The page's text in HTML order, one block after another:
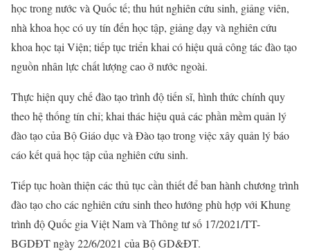
học trong nước và Quốc tế; thu hút nghiên cứu sinh, giảng viên,
nhà khoa học có uy tín đến học tập, giảng dạy và nghiên cứu
khoa học tại Viện; tiếp tục triển khai có hiệu quả công tác đào tạo
nguồn nhân lực chất lượng cao ở nước ngoài.
Thực hiện quy chế đào tạo trình độ tiến sĩ, hình thức chính quy
theo hệ thống tín chỉ; khai thác hiệu quả các phần mềm quản lý
đào tạo của Bộ Giáo dục và Đào tạo trong việc xây quản lý báo
cáo kết quả học tập của nghiên cứu sinh.
Tiếp tục hoàn thiện các thủ tục cần thiết để ban hành chương trình
đào tạo cho các nghiên cứu sinh theo hướng phù hợp với Khung
trình độ Quốc gia Việt Nam và Thông tư số 17/2021/TT-
BGDĐT ngày 22/6/2021 của Bộ GD&ĐT.